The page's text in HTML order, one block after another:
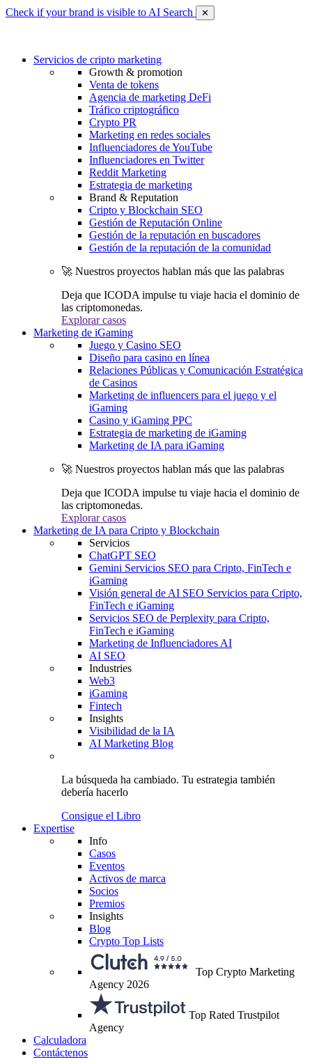
Check if your brand is visible to AI Search ✕
Servicios de cripto marketing
Growth & promotion
Venta de tokens
Agencia de marketing DeFi
Tráfico criptográfico
Crypto PR
Marketing en redes sociales
Influenciadores de YouTube
Influenciadores en Twitter
Reddit Marketing
Estrategia de marketing
Brand & Reputation
Cripto y Blockchain SEO
Gestión de Reputación Online
Gestión de la reputación en buscadores
Gestión de la reputación de la comunidad
🚀 Nuestros proyectos hablan más que las palabras
Deja que ICODA impulse tu viaje hacia el dominio de
las criptomonedas.
Explorar casos
Marketing de iGaming
Juego y Casino SEO
Diseño para casino en línea
Relaciones Públicas y Comunicación Estratégica
de Casinos
Marketing de influencers para el juego y el
iGaming
Casino y iGaming PPC
Estrategia de marketing de iGaming
Marketing de IA para iGaming
🚀 Nuestros proyectos hablan más que las palabras
Deja que ICODA impulse tu viaje hacia el dominio de
las criptomonedas.
Explorar casos
Marketing de IA para Cripto y Blockchain
Servicios
ChatGPT SEO
Gemini Servicios SEO para Cripto, FinTech e
iGaming
Visión general de AI SEO Servicios para Cripto,
FinTech e iGaming
Servicios SEO de Perplexity para Cripto,
FinTech e iGaming
Marketing de Influenciadores AI
AI SEO
Industries
Web3
iGaming
Fintech
Insights
Visibilidad de la IA
AI Marketing Blog
La búsqueda ha cambiado. Tu estrategia también
debería hacerlo
Consigue el Libro
Expertise
Info
Casos
Eventos
Activos de marca
Socios
Premios
Insights
Blog
Crypto Top Lists
Top Crypto Marketing
Agency 2026
Top Rated Trustpilot
Agency
Calculadora
Contáctenos